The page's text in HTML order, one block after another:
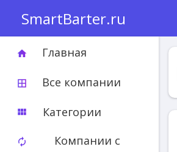
SmartBarter.ru
home Главная
border_all Все компании
view_module Категории
autorenew
Компании с